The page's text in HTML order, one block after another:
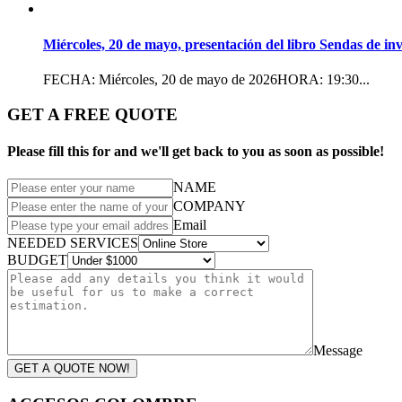
Miércoles, 20 de mayo, presentación del libro Sendas de
FECHA: Miércoles, 20 de mayo de 2026HORA: 19:30...
GET A FREE QUOTE
Please fill this for and we'll get back to you as soon as possible!
NAME
COMPANY
Email
NEEDED SERVICES
BUDGET
Message
GET A QUOTE NOW!